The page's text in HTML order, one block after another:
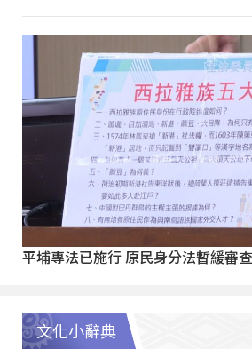
平埔專法已施行 原民身分法暫緩審查
文化小辭典